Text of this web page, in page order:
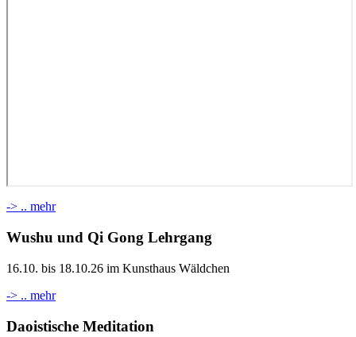
-> .. mehr
Wushu und Qi Gong Lehrgang
16.10. bis 18.10.26 im Kunsthaus Wäldchen
-> .. mehr
Daoistische Meditation